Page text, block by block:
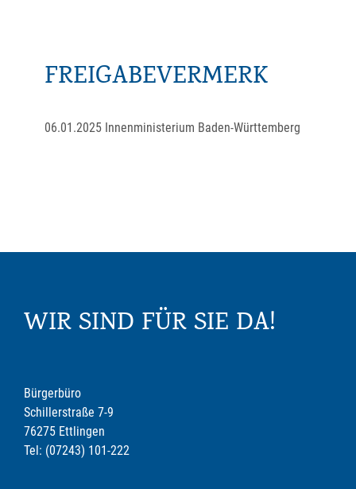
FREIGABEVERMERK
06.01.2025 Innenministerium Baden-Württemberg
WIR SIND FÜR SIE DA!
Bürgerbüro
Schillerstraße 7-9
76275 Ettlingen
Tel: (07243) 101-222